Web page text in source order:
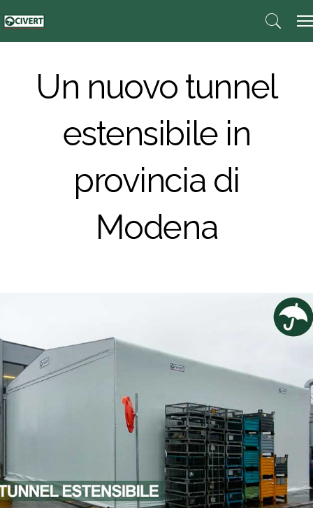
Un nuovo tunnel
estensibile in
provincia di
Modena